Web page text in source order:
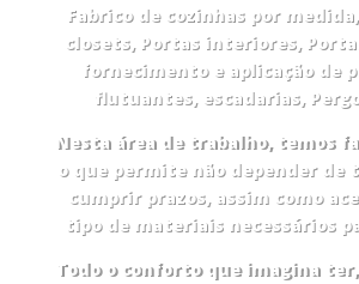
Fabrico de cozinhas por
closets, Portas interiores,
fornecimento e aplicação de
flutuantes, escadarias,
Nesta área de trabalho, temos
o que permite não depender de
cumprir prazos, assim como
tipo de materiais necessários
Todo o conforto que imagina